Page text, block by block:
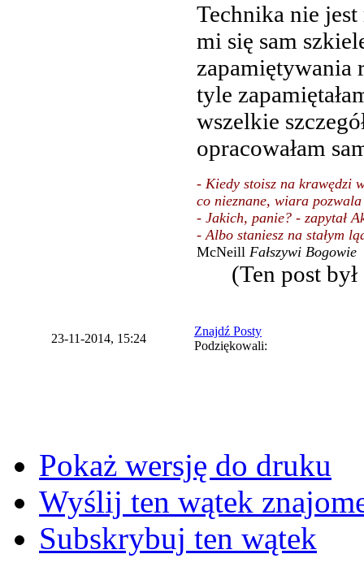
Technika nie
mi się sam
zapamiętywania
tyle
wszelkie
opracowałam
- Kiedy stoisz na krawędzi
co nieznane, wiara
- Jakich, panie? - zapytał
- Albo staniesz na stałym
McNeill Fałszywi Bogowie
(Ten post
23-11-2014, 15:24
Znajdź Posty
Podziękowali:
Pokaż wersję do druku
Wyślij ten wątek
Subskrybuj ten wątek